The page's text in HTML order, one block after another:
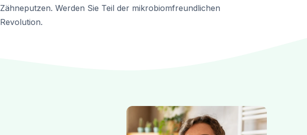
Zähneputzen. Werden Sie Teil der mikrobiomfreundlichen
Revolution.